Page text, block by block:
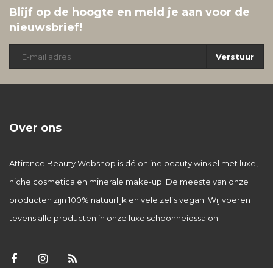
Blijf op de hoogte en meld je aan voor de
nieuwsbrief!
Verstuur
Over ons
Attirance Beauty Webshop is dé online beauty winkel met luxe,
niche cosmetica en minerale make-up. De meeste van onze
producten zijn 100% natuurlijk en vele zelfs vegan. Wij voeren
tevens alle producten in onze luxe schoonheidssalon.